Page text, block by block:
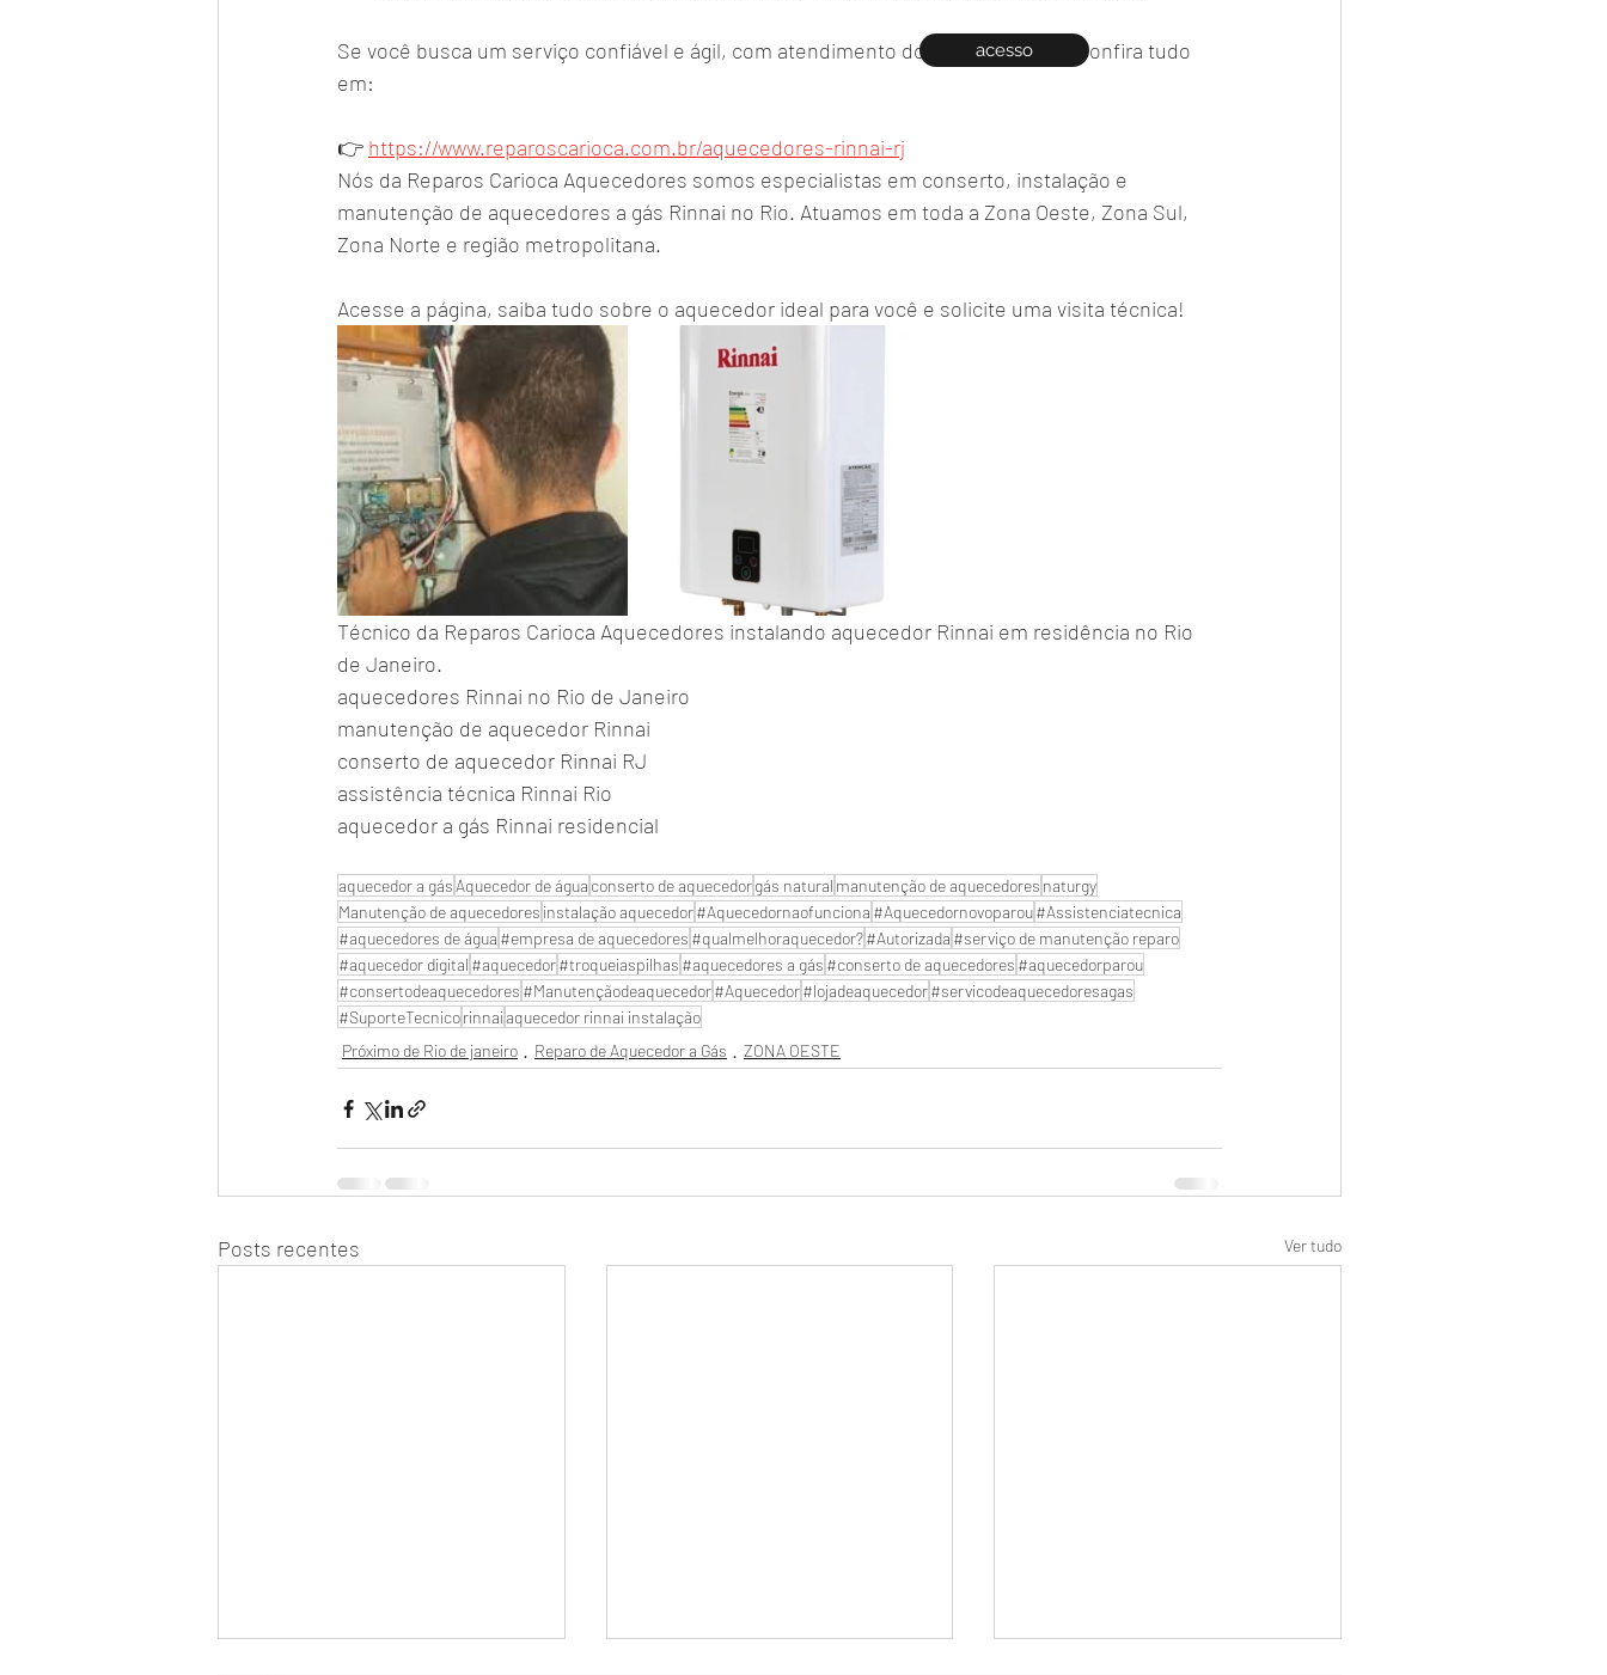
Se você busca um serviço confiável e ágil, com atendimento domiciliar, clique e confira tudo
em:
👉 https://www.reparoscarioca.com.br/aquecedores-rinnai-rj
Nós da Reparos Carioca Aquecedores somos especialistas em conserto, instalação e
manutenção de aquecedores a gás Rinnai no Rio. Atuamos em toda a Zona Oeste, Zona Sul,
Zona Norte e região metropolitana.
Acesse a página, saiba tudo sobre o aquecedor ideal para você e solicite uma visita técnica!
Técnico da Reparos Carioca Aquecedores instalando aquecedor Rinnai em residência no Rio
de Janeiro.
aquecedores Rinnai no Rio de Janeiro
manutenção de aquecedor Rinnai
conserto de aquecedor Rinnai RJ
assistência técnica Rinnai Rio
aquecedor a gás Rinnai residencial
aquecedor a gás Aquecedor de água conserto de aquecedorgás natural manutenção de aquecedores naturgy
Manutenção de aquecedores instalação aquecedor#Aquecedornaofunciona #Aquecedornovoparou#Assistenciatecnica
#aquecedores de água #empresa de aquecedores #qualmelhoraquecedor?#Autorizada #serviço de manutenção reparo
#aquecedor digital #aquecedor#troqueiaspilhas #aquecedores a gás #conserto de aquecedores #aquecedorparou
#consertodeaquecedores #Manutençãodeaquecedor#Aquecedor#lojadeaquecedor#servicodeaquecedoresagas
#SuporteTecnicorinnaiaquecedor rinnai instalação
Próximo de Rio de janeiro
Reparo de Aquecedor a Gás ZONA OESTE
Posts recentes Ver tudo
acesso